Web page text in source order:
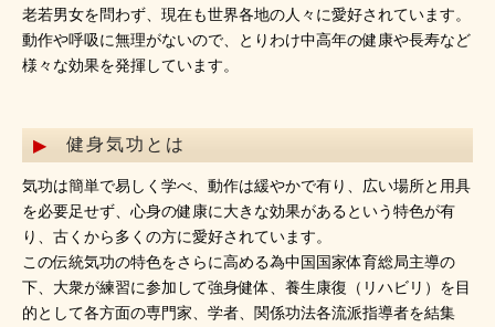
老若男女を問わず、現在も世界各地の人々に愛好されています。
動作や呼吸に無理がないので、とりわけ中高年の健康や長寿など
様々な効果を発揮しています。
健身気功とは
気功は簡単で易しく学べ、動作は緩やかで有り、広い場所と用具
を必要足せず、心身の健康に大きな効果があるという特色が有
り、古くから多くの方に愛好されています。
この伝統気功の特色をさらに高める為中国国家体育総局主導の
下、大衆が練習に参加して強身健体、養生康復（リハビリ）を目
的として各方面の専門家、学者、関係功法各流派指導者を結集